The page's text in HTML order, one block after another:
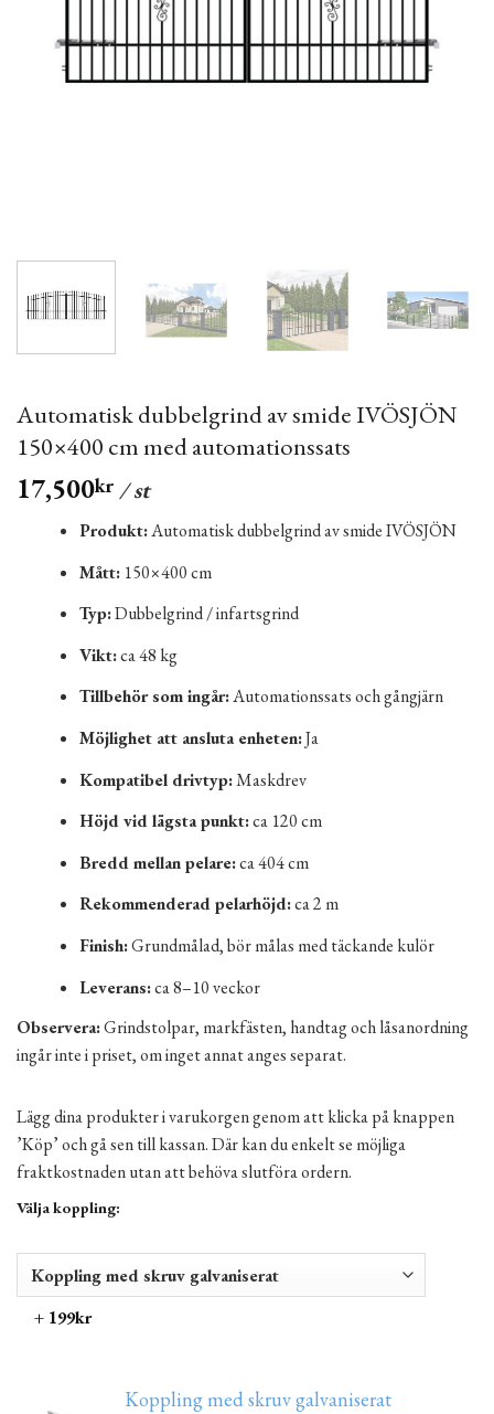
Automatisk dubbelgrind av smide IVÖSJÖN
150×400 cm med automationssats
17,500kr / st
Produkt:Automatisk dubbelgrind av smide IVÖSJÖN
Mått:150×400 cm
Typ:Dubbelgrind / infartsgrind
Vikt:ca 48 kg
Tillbehör som ingår:Automationssats och gångjärn
Möjlighet att ansluta enheten:Ja
Kompatibel drivtyp:Maskdrev
Höjd vid lägsta punkt:ca 120 cm
Bredd mellan pelare:ca 404 cm
Rekommenderad pelarhöjd:ca 2 m
Finish:Grundmålad, bör målas med täckande kulör
Leverans:ca 8–10 veckor
Observera:Grindstolpar, markfästen, handtag och låsanordning
ingår inte i priset, om inget annat anges separat.
Lägg dina produkter i varukorgen genom att klicka på knappen
’Köp’ och gå sen till kassan. Där kan du enkelt se möjliga
fraktkostnaden utan att behöva slutföra ordern.
Välja koppling:
+ 199kr
Koppling med skruv galvaniserat